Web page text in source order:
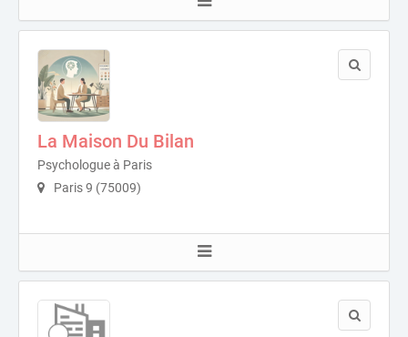
La Maison Du Bilan
Psychologue à Paris
Paris 9 (75009)